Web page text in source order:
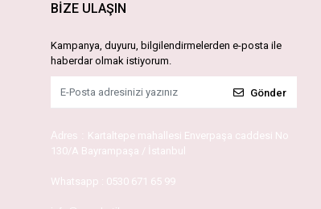
BİZE ULAŞIN
Kampanya, duyuru, bilgilendirmelerden e-posta ile
haberdar olmak istiyorum.
Gönder
Adres : Kartaltepe mahallesi Enverpaşa caddesi No
130/A Bayrampaşa / İstanbul
Whatsapp : 0530 671 65 99